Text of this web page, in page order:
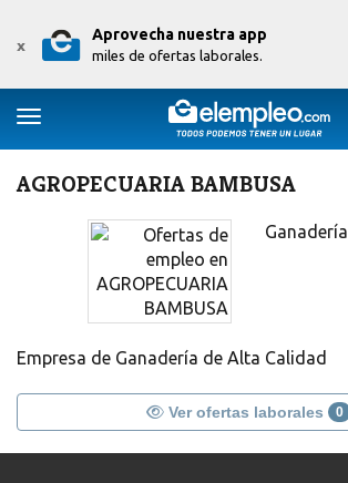
x
Aprovecha nuestra app
miles de ofertas laborales.
Toggle navigation
AGROPECUARIA BAMBUSA
Ganadería
Empresa de Ganadería de Alta Calidad
Ver ofertas laborales 0